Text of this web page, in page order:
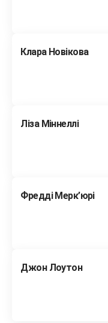
Клара Новікова
Ліза Міннеллі
Фредді Мерк’юрі
Джон Лоутон